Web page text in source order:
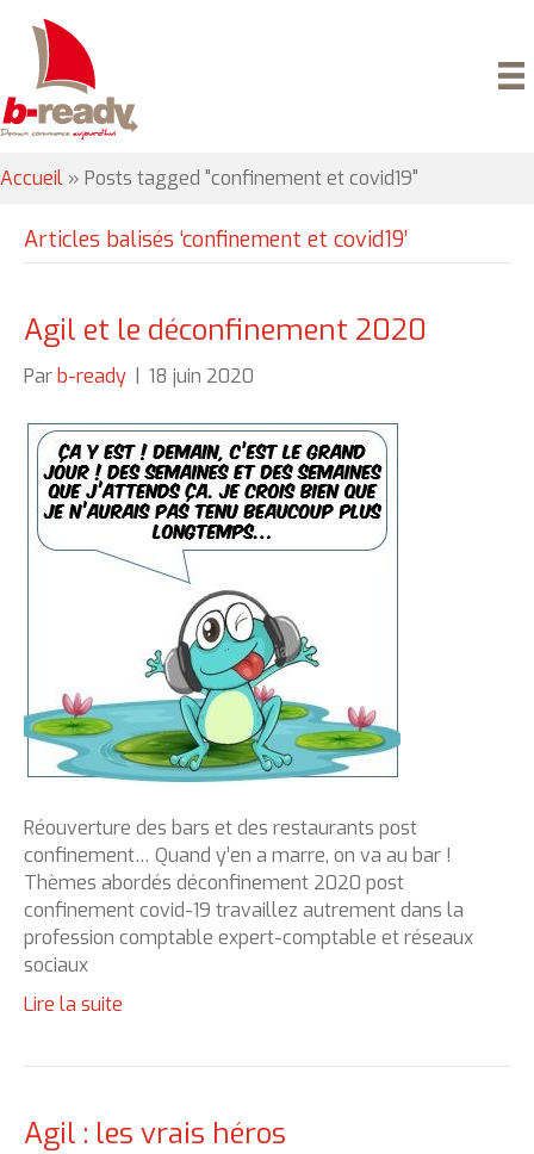
Accueil » Posts tagged "confinement et covid19"
Articles balisés ‘confinement et covid19’
Agil et le déconfinement 2020
Par b-ready 18 juin 2020
Réouverture des bars et des restaurants post
confinement… Quand y’en a marre, on va au bar !
Thèmes abordés déconfinement 2020 post
confinement covid-19 travaillez autrement dans la
profession comptable expert-comptable et réseaux
sociaux
Lire la suite
Agil : les vrais héros